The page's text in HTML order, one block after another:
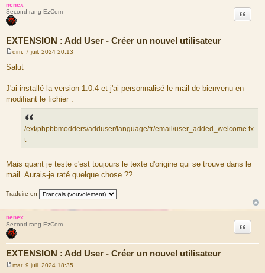
nenex
Second rang EzCom
EXTENSION : Add User - Créer un nouvel utilisateur
Citation
e
s
a
g
e
dim. 7 juil. 2024 20:13
Salut
J'ai installé la version 1.0.4 et j'ai personnalisé le mail de bienvenu en
modifiant le fichier :
/ext/phpbbmodders/adduser/language/fr/email/user_added_welcome.tx
t
Mais quant je teste c'est toujours le texte d'origine qui se trouve dans le
mail. Aurais-je raté quelque chose ??
Traduire en
nenex
Second rang EzCom
EXTENSION : Add User - Créer un nouvel utilisateur
Citation
mar. 9 juil. 2024 18:35